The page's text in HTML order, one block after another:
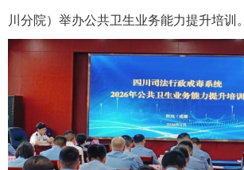
川分院）举办公共卫生业务能力提升培训。